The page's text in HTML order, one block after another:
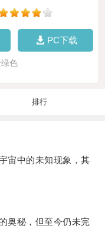
PC下载
色
排行
中的未知现象，其
秘，但至今仍未完